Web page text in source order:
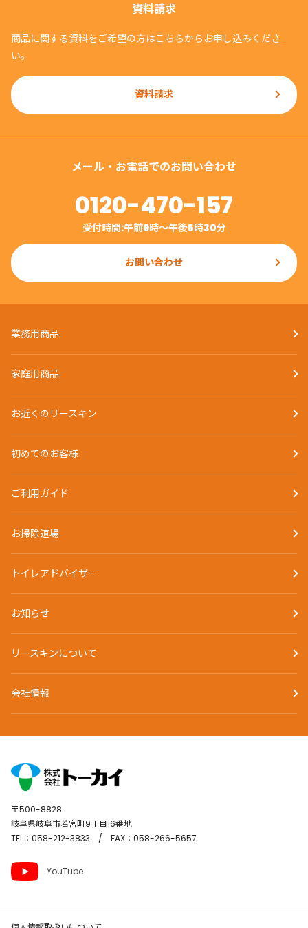
資料請求
商品に関する資料をご希望の方はこちらからお申し込みくださ
い。
資料請求
メール・お電話でのお問い合わせ
0120-470-157
受付時間:午前9時〜午後5時30分
お問い合わせ
業務用商品
家庭用商品
お近くのリースキン
初めてのお客様
ご利用ガイド
お掃除道場
トイレアドバイザー
お知らせ
リースキンについて
会社情報
〒500-8828
岐阜県岐阜市若宮町9丁目16番地
TEL：058-212-3833 / FAX：058-266-5657
YouTube